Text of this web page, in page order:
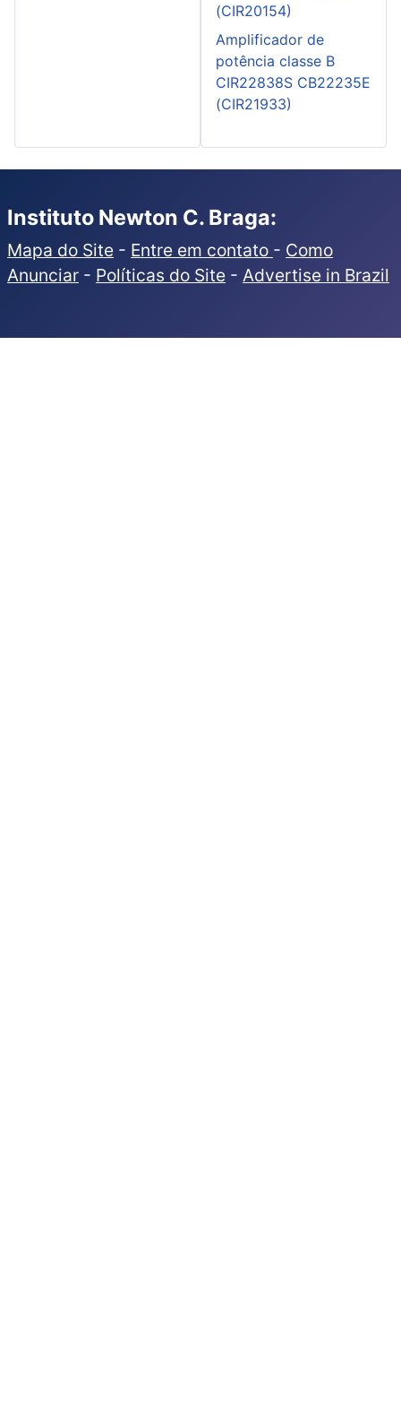
(CIR20154)
Amplificador de
potência classe B
CIR22838S CB22235E
(CIR21933)
Instituto Newton C. Braga:
Mapa do Site - Entre em contato - Como
Anunciar - Políticas do Site - Advertise in Brazil